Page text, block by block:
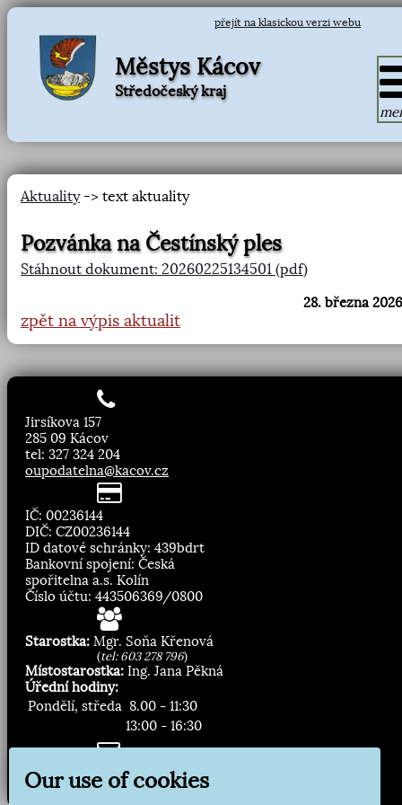
přejít na klasickou verzi webu
Městys Kácov
Středočeský kraj
Aktuality-> text aktuality
Pozvánka na Čestínský ples
Stáhnout dokument: 20260225134501 (pdf)
28. března
zpět na výpis aktualit
Jirsíkova 157
285 09 Kácov
tel: 327 324 204
oupodatelna@kacov.cz
IČ: 00236144
DIČ: CZ00236144
ID datové schránky: 439bdrt
Bankovní spojení: Česká
spořitelna a.s. Kolín
Číslo účtu: 443506369/0800
Starostka: Mgr. Soňa Křenová
(tel: 603 278 796)
Místostarostka: Ing. Jana Pěkná
Úřední hodiny:
Pondělí, středa 8.00 - 11:30
13:00 - 16:30
Zasílání novinek:
Our use of cookies